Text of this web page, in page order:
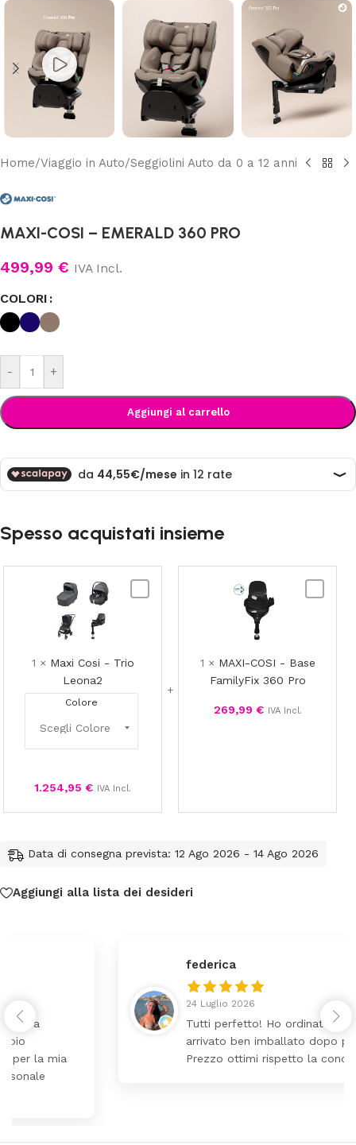
Home/Viaggio in Auto/Seggiolini Auto da 0 a 12 anni
MAXI-COSI – EMERALD 360 PRO
499,99 € IVA Incl.
COLORI
- +
Aggiungi al carrello
Spesso acquistati insieme
1 × Maxi Cosi - Trio
Leona2
Colore
1.254,95 € IVA Incl.
1 × MAXI-COSI - Base
FamilyFix 360 Pro
269,99 € IVA Incl.
Data di consegna prevista: 12 Ago 2026 - 14 Ago 2026
Aggiungi alla lista dei desideri
24 Luglio 2026
Tutti perfetto! Ho ordinato un lettino che é
arrivato ben imballato dopo pochi giorni.
Prezzo ottimi rispetto la concorrenza